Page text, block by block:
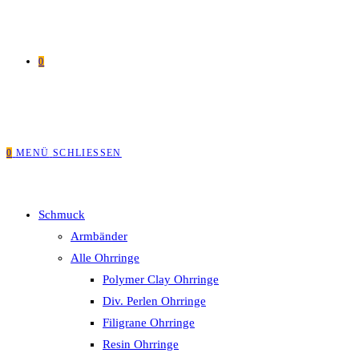
0
0 MENÜ SCHLIESSEN
Schmuck
Armbänder
Alle Ohrringe
Polymer Clay Ohrringe
Div. Perlen Ohrringe
Filigrane Ohrringe
Resin Ohrringe